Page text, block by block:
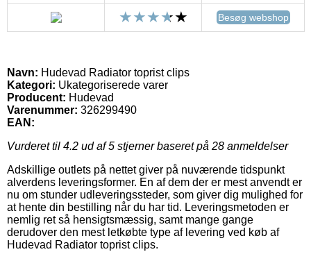
Besøg webshop
Navn: Hudevad Radiator toprist clips
Kategori: Ukategoriserede varer
Producent: Hudevad
Varenummer: 326299490
EAN:
Vurderet til 4.2 ud af 5 stjerner baseret på 28 anmeldelser
Adskillige outlets på nettet giver på nuværende tidspunkt
alverdens leveringsformer. En af dem der er mest anvendt er
nu om stunder udleveringssteder, som giver dig mulighed for
at hente din bestilling når du har tid. Leveringsmetoden er
nemlig ret så hensigtsmæssig, samt mange gange
derudover den mest letkøbte type af levering ved køb af
Hudevad Radiator toprist clips.